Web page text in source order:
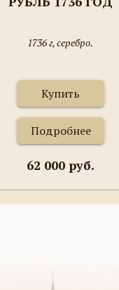
1736 г, серебро.
Купить
Подробнее
62 000 руб.